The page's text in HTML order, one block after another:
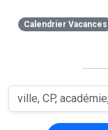
Calendrier Vacances